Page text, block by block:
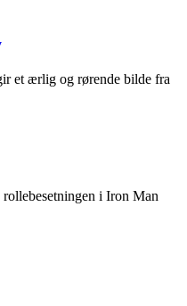
et ærlig og rørende bilde fra
i Iron Man